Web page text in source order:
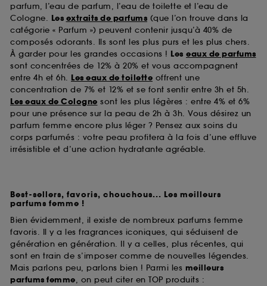
parfum, l’eau de parfum, l’eau de toilette et l’eau de
Cologne. Les extraits de parfums (que l’on trouve dans la
catégorie « Parfum ») peuvent contenir jusqu’à 40% de
composés odorants. Ils sont les plus purs et les plus chers.
À garder pour les grandes occasions ! Les eaux de parfums
sont concentrées de 12% à 20% et vous accompagnent
entre 4h et 6h. Les eaux de toilette offrent une
concentration de 7% et 12% et se font sentir entre 3h et 5h.
Les eaux de Cologne sont les plus légères : entre 4% et 6%
pour une présence sur la peau de 2h à 3h. Vous désirez un
parfum femme encore plus léger ? Pensez aux soins du
corps parfumés : votre peau profitera à la fois d’une effluve
irrésistible et d’une action hydratante agréable.
Best-sellers, favoris, chouchous... Les meilleurs
parfums femme !
Bien évidemment, il existe de nombreux parfums femme
favoris. Il y a les fragrances iconiques, qui séduisent de
génération en génération. Il y a celles, plus récentes, qui
sont en train de s’imposer comme de nouvelles légendes.
Mais parlons peu, parlons bien ! Parmi les meilleurs
parfums femme, on peut citer en TOP produits :